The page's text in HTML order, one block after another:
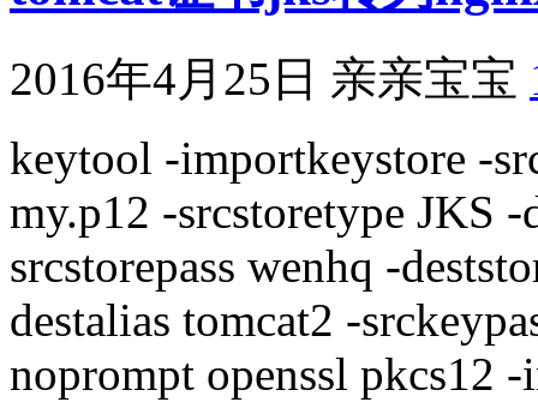
2016年4月25日 亲亲宝宝
keytool -importkeystore -
my.p12 -srcstoretype JKS
srcstorepass wenhq -
destalias tomcat2 -
noprompt openssl pkcs12